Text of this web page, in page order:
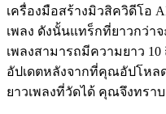
เครื่องมือสร้างมิวสิควิดีโอ
เพลง ดังนั้นแทร็กที่ยาวกว่า
เพลงสามารถมีความยาว
อัปเดตหลังจากที่คุณอัปโหล
ยาวเพลงที่วัดได้ คุณจึงทรา